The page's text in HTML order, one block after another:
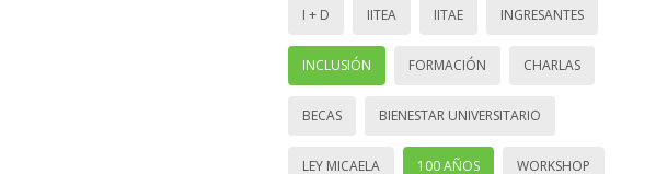
I + D IITEA IITAE INGRESANTES
INCLUSIÓN FORMACIÓN CHARLAS
BECAS BIENESTAR UNIVERSITARIO
LEY MICAELA 100 AÑOS WORKSHOP